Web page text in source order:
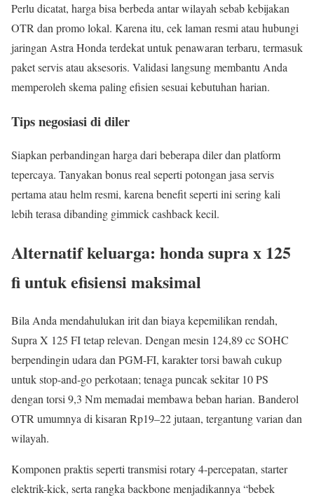
Perlu dicatat, harga bisa berbeda antar wilayah sebab kebijakan
OTR dan promo lokal. Karena itu, cek laman resmi atau hubungi
jaringan Astra Honda terdekat untuk penawaran terbaru, termasuk
paket servis atau aksesoris. Validasi langsung membantu Anda
memperoleh skema paling efisien sesuai kebutuhan harian.
Tips negosiasi di diler
Siapkan perbandingan harga dari beberapa diler dan platform
tepercaya. Tanyakan bonus real seperti potongan jasa servis
pertama atau helm resmi, karena benefit seperti ini sering kali
lebih terasa dibanding gimmick cashback kecil.
Alternatif keluarga: honda supra x 125
fi untuk efisiensi maksimal
Bila Anda mendahulukan irit dan biaya kepemilikan rendah,
Supra X 125 FI tetap relevan. Dengan mesin 124,89 cc SOHC
berpendingin udara dan PGM-FI, karakter torsi bawah cukup
untuk stop-and-go perkotaan; tenaga puncak sekitar 10 PS
dengan torsi 9,3 Nm memadai membawa beban harian. Banderol
OTR umumnya di kisaran Rp19–22 jutaan, tergantung varian dan
wilayah.
Komponen praktis seperti transmisi rotary 4-percepatan, starter
elektrik-kick, serta rangka backbone menjadikannya “bebek